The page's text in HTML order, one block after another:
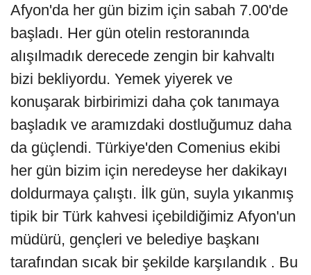
Afyon'da her gün bizim için sabah 7.00'de
başladı. Her gün otelin restoranında
alışılmadık derecede zengin bir kahvaltı
bizi bekliyordu. Yemek yiyerek ve
konuşarak birbirimizi daha çok tanımaya
başladık ve aramızdaki dostluğumuz daha
da güçlendi. Türkiye'den Comenius ekibi
her gün bizim için neredeyse her dakikayı
doldurmaya çalıştı. İlk gün, suyla yıkanmış
tipik bir Türk kahvesi içebildiğimiz Afyon'un
müdürü, gençleri ve belediye başkanı
tarafından sıcak bir şekilde karşılandık . Bu